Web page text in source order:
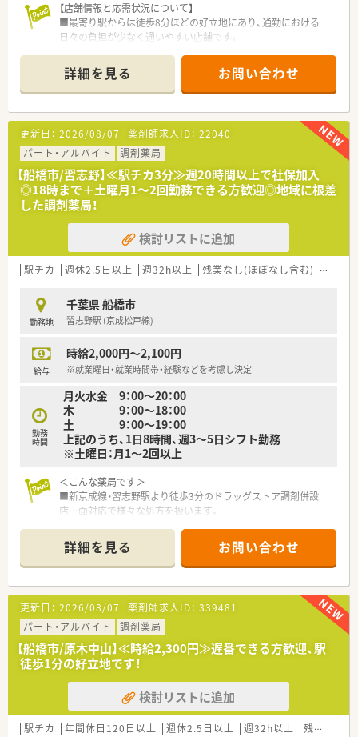
■入社後は薬歴の添削や、必要に応じて、保険調剤の講習、服薬
指導に必要な知識を再勉強するための課題学習があり、基礎から
学ぶことができます。
【店舗情報と応需状況について】
■最寄り駅からは徒歩8分ほどの好立地にあり、通勤における
日々の負担が少なく通いやすい店舗です。
の処方箋を1日約100枚応需しています。
■地域にお住まいの患者様へ向けた在宅業務にも対応しており、
幅広い処方内容に触れられる環境です。
■在宅について…個人宅を数件担当することができます。（運転
はできなくてもご相談可能、是非お問い合わせ下さい）
【法人のご紹介】
■総武線沿いを中心に5店舗展開し、ヘルプ体制を整え、お互い
に助け合っています。
■本店は1972年設立、約50年地元の方に愛されています。
■元は薬店からスタートしており、OTCを扱っている店舗もござ
います。
■職員の方はほぼ認定薬剤師を取得しています。
【お勧めポイント】
め、薬剤師としてのスキルの幅を広げたい方にお勧めです。
■未経験やブランクがある方でも手厚い教育制度や近隣店舗の
フォローがあるため、無理なく業務を始めたい方必見です。
厚生も充実！ため安心して長く働き続けられます。
詳細を見る お問い合わせ
更新日： 2026/08/07 薬剤師求人ID： 22040
パート・アルバイト
調剤薬局
【船橋市/習志野】≪駅チカ3分≫週20時間以上で社保加入
◎18時まで＋土曜月1～2回勤務できる方歓迎◎地域に根差
した調剤薬局！
検討リストに追加
駅チカ 週休2.5日以上 週32h以上 残業なし(ほぼなし含む) 車通勤
勤務地
千葉県 船橋市
習志野駅 (京成松戸線)
給与
時給2,000円～2,100円
※就業曜日・就業時間帯・経験などを考慮し決定
勤務
時間
月火水金 9：00～20：00
木 9：00～18：00
土 9：00～19：00
上記のうち、1日8時間、週3～5日シフト勤務
※土曜日：月1～2回以上
＜こんな薬局です＞
■新京成線・習志野駅より徒歩3分のドラッグストア調剤併設
店…面対応で様々な処方を扱います。
です。
<こんな会社です>
■千葉県をメインに調剤店舗を約100店舗展開。
■調剤薬局、ドラッグストア、予防事業、介護事業を展開し、セル
フメディケーションから在宅医療まで地域医療に幅広く貢献し
ています。
■セルフメディケーションと在宅医療を推進し、看護師や管理栄
養士、ケアマネージャー、登録販売者など幅広い職種の従業員が
在籍しており職種を超えた連携で地域の健康をサポートしてい
ます。
■全店で分離申請となっており、調剤業務に専念できる就業環境
となっております。レジ打ちや品出しは行わず、薬局を併設して
いない店舗への配属はございません。
詳細を見る お問い合わせ
更新日： 2026/08/07 薬剤師求人ID： 339481
パート・アルバイト
調剤薬局
【船橋市/原木中山】≪時給2,300円≫遅番できる方歓迎、駅
徒歩1分の好立地です！
検討リストに追加
駅チカ 年間休日120日以上 週休2.5日以上 週32h以上 残業なし(ほぼなし含む)